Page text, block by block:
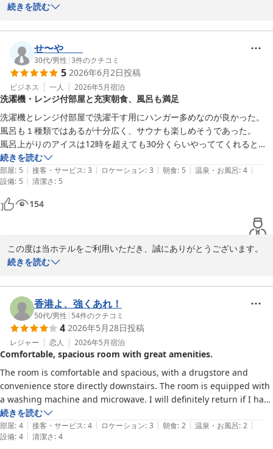
たびのホテル石狩　森口
2026-06-27
変嬉しく存じます。
また、だし茶漬けにつきましてもご満足いただけたとのこと、誠に
ありがとうございます。数量限定ではございますが、北海道ならで
はの山わさびをその場ですりおろしてご提供しており、お気に召し
ていただけたご様子を大変嬉しく拝読いたしました。
一方で、女性大浴場につきましては、ご期待に沿えない部分があり
申し訳ございません。女性大浴場は、男性大浴場と比べると一回り
コンパクトな造りとなっております。お部屋のテレビから混雑状況
をご確認いただけますので、ご利用の際の参考にしていただけます
と幸いでございます。
そのような中でも、「また来させていただきたい」とのお言葉を頂
戴できましたことは、私どもにとって何よりの励みでございます。
次回お越しいただいた際にも、より快適にお過ごしいただけるよ
う、スタッフ一同努めてまいります。
またのお越しを心よりお待ちしております。
白樺の湯 たびのホテル石狩
2026-06-16
続きを読む
せ〜や
30代/男性 |3件のクチコミ
5 2026年6月2日投稿
ビジネス 一人 2026年5月宿泊
洗濯機・レンジ付部屋と充実朝食、風呂も満足
洗濯機とレンジ付部屋で洗濯干す用にハンガー多めなのが良かった。
風呂も１種類ではあるが十分広く、サウナも楽しめそうであった。
風呂上がりのアイスは12時を超えても30分くらいやっててくれると嬉
しかった
お茶漬けは意外で美味しかった。朝食も種類があり良かった。
続きを読む
部屋: 5 | 接客・サービス: 3 | ロケーション: 3 | 朝食: 5 | 温泉・お風呂: 4 |
設備: 5 | 清潔さ: 5
154
この度は当ホテルをご利用いただき、誠にありがとうございます。
ハンガーにつきまして、ご満足いただけたご様子を拝見し、安堵い
たしております。
また、大浴場やサウナ、だし茶漬けサービス、朝食につきましても
お楽しみいただけたとのこと、スタッフ一同大変嬉しく存じます。
だし茶漬けにつきましては、数量限定ではございますが、北海道な
らではの山わさびをご用意しております。お夜食のひとときとし
て、お楽しみいただけましたら幸いでございます。
一方で、湯上がりアイスの提供時間につきまして、貴重なご意見を
お寄せいただきありがとうございます。今後もサービス向上に努
め、よりご満足いただけるホテルづくりを目指してまいります。
続きを読む
香港よ、強くあれ！
50代/男性 | 54件のクチコミ
4 2026年5月28日投稿
レジャー 恋人 2026年5月宿泊
Comfortable, spacious room with great amenities.
The room is comfortable and spacious, with a drugstore and
convenience store directly downstairs. The room is equipped with
a washing machine and microwave. I will definitely return if I have
the chance.
続きを読む
部屋: 4 | 接客・サービス: 4 | ロケーション: 3 | 朝食: 2 | 温泉・お風呂: 2 |
設備: 4 | 清潔さ: 4